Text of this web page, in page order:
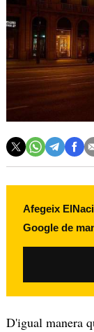
Afegeix
Google de
D'igual manera